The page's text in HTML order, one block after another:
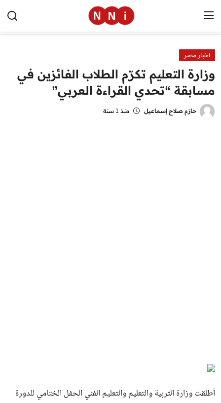
الرئيسية
اخبار مصر
العالم
اخبار مصر
وزارة التعليم تكرّم الطلاب الفائزين في
مسابقة “تحدي القراءة العربي”
حازم صلاح إسماعيل منذ 1 سنة
أطلقت وزارة التربية والتعليم والتعليم الفني الحفل الختامي للدورة